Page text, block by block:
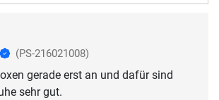
(PS-216021008)
gerade erst an und dafür sind
sehr gut.